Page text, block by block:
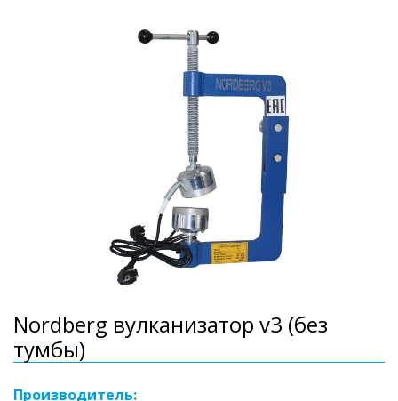
Nordberg вулканизатор v3 (без
тумбы)
Производитель: